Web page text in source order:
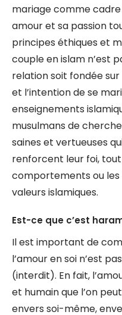
mariage comme
amour et sa passion
principes éthiques et
couple en islam n’est
relation soit fondée
et l’intention de se
enseignements
musulmans de
saines et vertueuses
renforcent leur foi,
comportements ou
valeurs islamiques.
Est-ce que c’est
Il est important de
l’amour en soi n’est
(interdit). En fait,
et humain que l’on
envers soi-même,